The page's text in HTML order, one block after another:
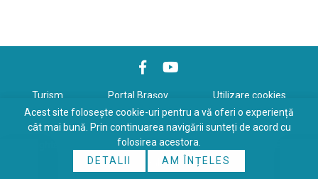
Turism Portal Braşov Utilizare cookies
Politică de confidenţialitate
Copyrights © 2026 All Rights Reserved. Powered by
Online
Acest site folosește cookie-uri pentru a vă oferi o experiență
cât mai bună. Prin continuarea navigării sunteți de acord cu
folosirea acestora.
DETALII
AM ÎNȚELES